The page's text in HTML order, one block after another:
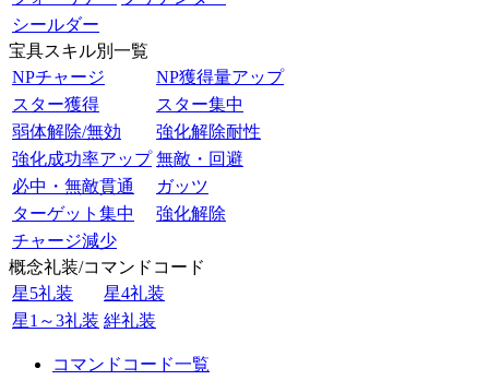
シールダー
宝具スキル別一覧
NPチャージ
NP獲得量アップ
スター獲得
スター集中
弱体解除/無効
強化解除耐性
強化成功率アップ 無敵・回避
必中・無敵貫通
ガッツ
ターゲット集中
強化解除
チャージ減少
概念礼装/コマンドコード
星5礼装
星4礼装
星1～3礼装 絆礼装
コマンドコード一覧